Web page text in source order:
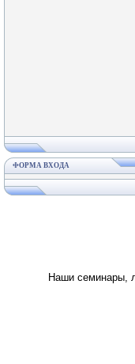
ФОРМА ВХОДА
Наши семинары,